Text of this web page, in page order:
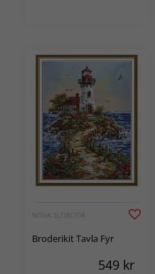
NOVA SLOBODA
Broderikit Tavla Fyr
549 kr